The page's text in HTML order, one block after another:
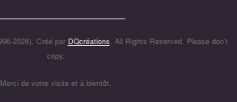
2026). Créé par DQcréations. All Rights Reserved. Please don’t
copy.
Merci de votre visite et à bientôt.